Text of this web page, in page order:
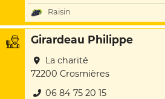
Raisin
Girardeau Philippe
La charité
72200 Crosmières
06 84 75 20 15